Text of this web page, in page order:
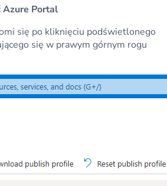
Azure Portal
się po kliknięciu podświetlonego
się w prawym górnym rogu